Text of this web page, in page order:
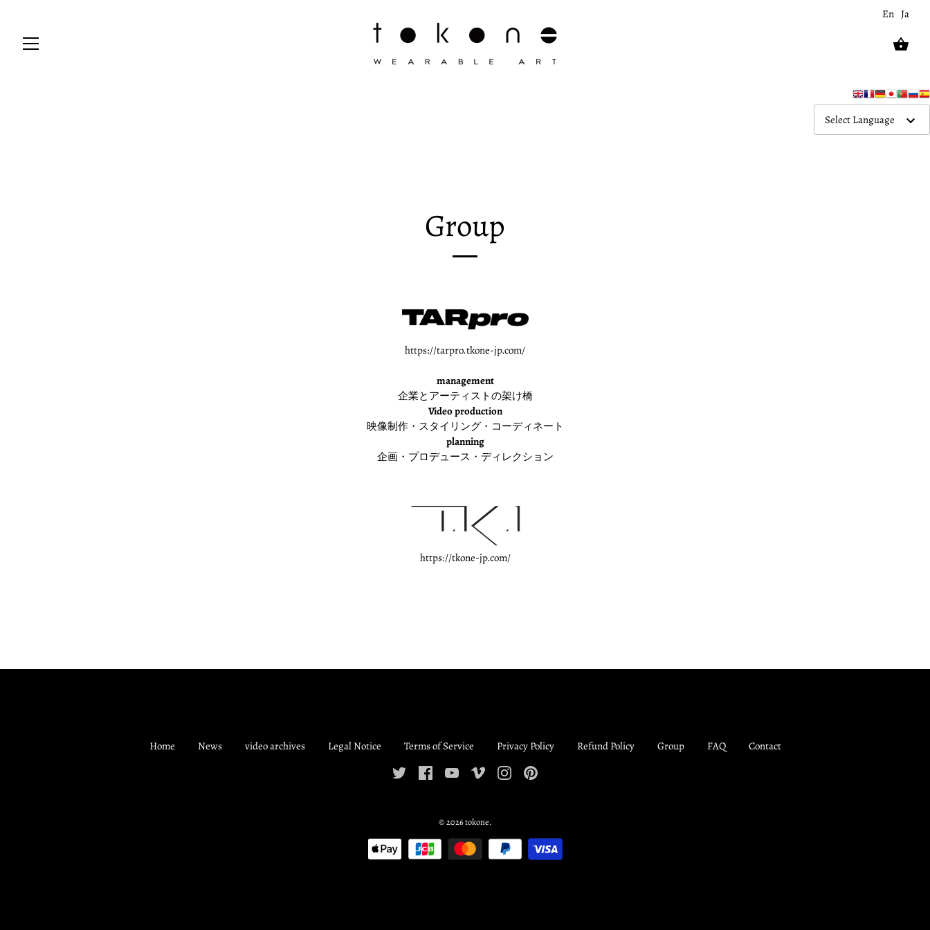
content
En Ja
Select Language
Group
https://tarpro.tkone-jp.com/
management
企業とアーティストの架け橋
Video production
映像制作・スタイリング・コーディネート
planning
企画・プロデュース・ディレクション
https://tkone-jp.com/
Home News video archives Legal Notice Terms of Service Privacy Policy Refund Policy Group FAQ Contact
© 2026tokone.